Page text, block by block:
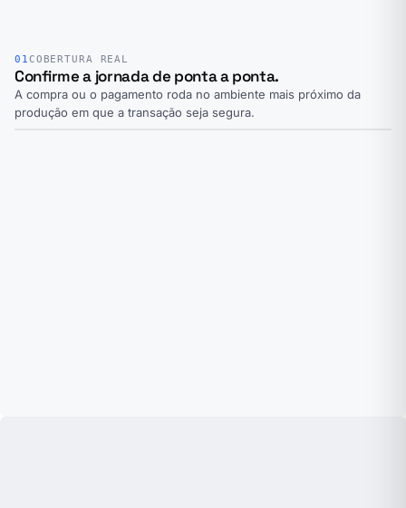
01COBERTURA REAL
Confirme a jornada de ponta a ponta.
A compra ou o pagamento roda no ambiente mais próximo da
produção em que a transação seja segura.